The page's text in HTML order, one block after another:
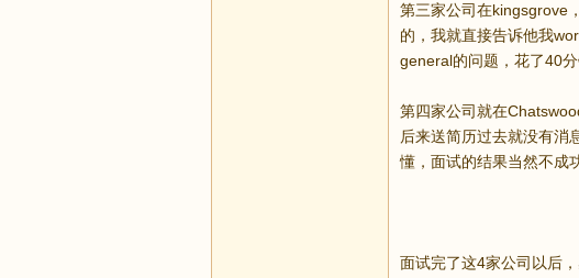
第三家公司在kingsgrove
的，我就直接告诉他我
general的问题，花了40分
第四家公司就在
后来送简历过去就没有消
懂，面试的结果当然不成
面试完了这4家公司以后